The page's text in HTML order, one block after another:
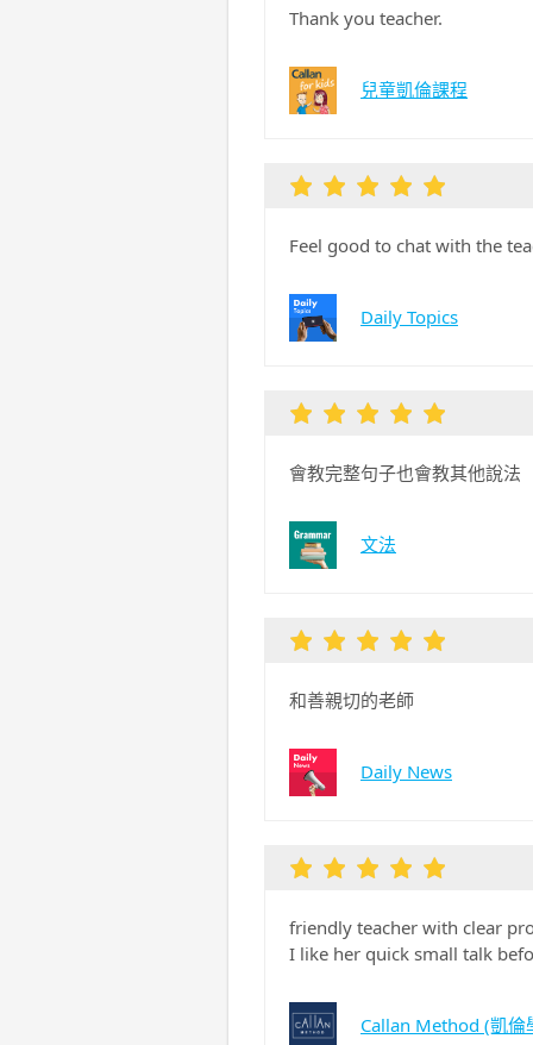
Thank you teacher.
兒童凱倫課程
Feel good to chat with the
Daily Topics
會教完整句子也會教其他說法
文法
和善親切的老師
Daily News
friendly teacher with clear
I like her quick small talk
Callan Method (凱倫